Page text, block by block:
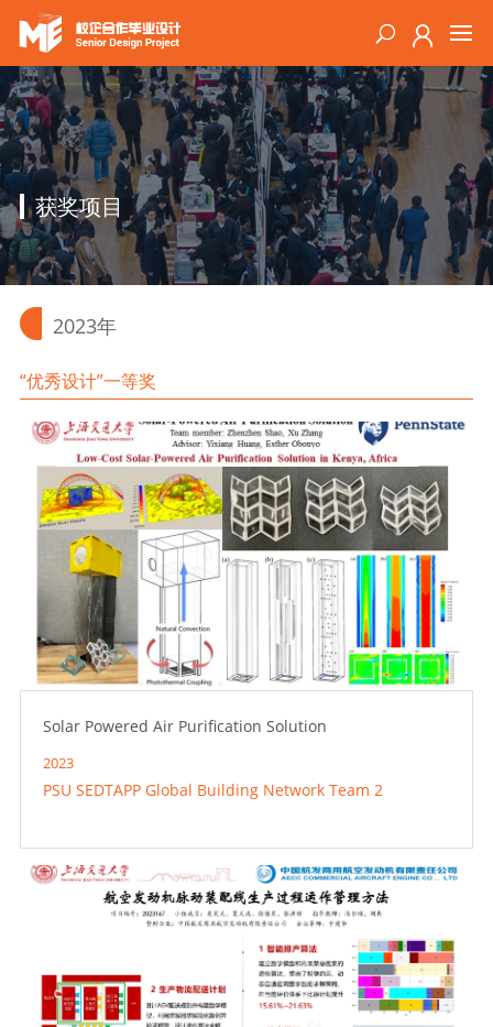
获奖项目
2023年
“优秀设计”一等奖
Solar Powered Air Purification Solution
2023
PSU SEDTAPP Global Building Network Team 2